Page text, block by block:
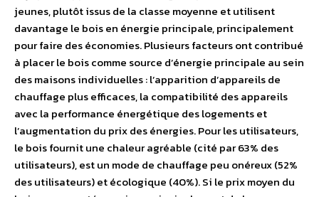
jeunes, plutôt issus de la classe moyenne et utilisent
davantage le bois en énergie principale, principalement
pour faire des économies. Plusieurs facteurs ont contribué
à placer le bois comme source d’énergie principale au sein
des maisons individuelles : l’apparition d’appareils de
chauffage plus efficaces, la compatibilité des appareils
avec la performance énergétique des logements et
l’augmentation du prix des énergies. Pour les utilisateurs,
le bois fournit une chaleur agréable (cité par 63% des
utilisateurs), est un mode de chauffage peu onéreux (52%
des utilisateurs) et écologique (40%). Si le prix moyen du